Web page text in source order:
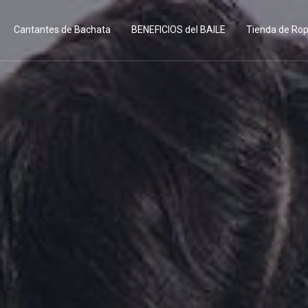
Cantantes de Bachata BENEFICIOS del BAILE Tienda de